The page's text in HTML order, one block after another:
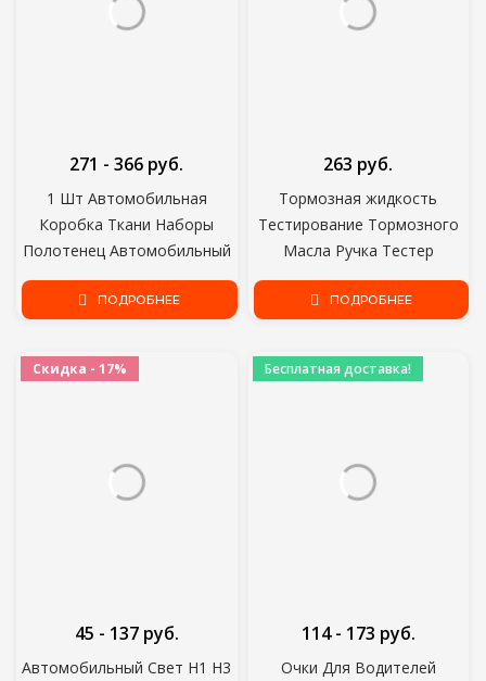
1 Шт Автомобильная
Коробка Ткани Наборы
Полотенец Автомобильный
Солнцезащитный Козырек
Держатель Коробки Ткани
Украшения для BMW
Автомобильные Аксессуары
271 - 366 руб.
ПОДРОБНЕЕ
Тормозная жидкость
Тестирование Тормозного
Масла Ручка Тестер
Тормозной Жидкости
Проверка Тормозной
светодиодный Дисплей
Тестирование Mositure
263 руб.
ПОДРОБНЕЕ
Скидка - 17%
Автомобильный Свет H1 H3
45 - 137 руб.
Бесплатная доставка!
Очки Для Водителей
114 - 173 руб.